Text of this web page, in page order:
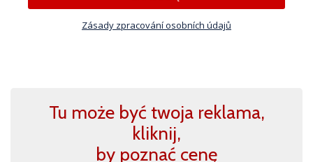
Zásady zpracování osobních údajů
Tu może być twoja reklama,
kliknij,
by poznać cenę